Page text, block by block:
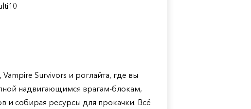
Survivors и роглайта, где вы
надвигающимся врагам-блокам,
и собирая ресурсы для прокачки. Всё